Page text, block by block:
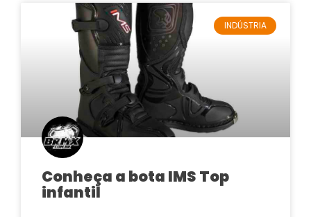
INDÚSTRIA
Conheça a bota IMS Top
infantil